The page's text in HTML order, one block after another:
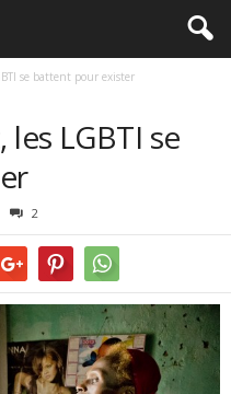
se battent pour exister
les LGBTI se
2